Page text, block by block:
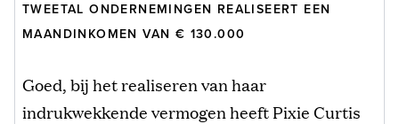
TWEETAL ONDERNEMINGEN REALISEERT EEN
MAANDINKOMEN VAN € 130.000
Goed, bij het realiseren van haar
indrukwekkende vermogen heeft Pixie Curtis